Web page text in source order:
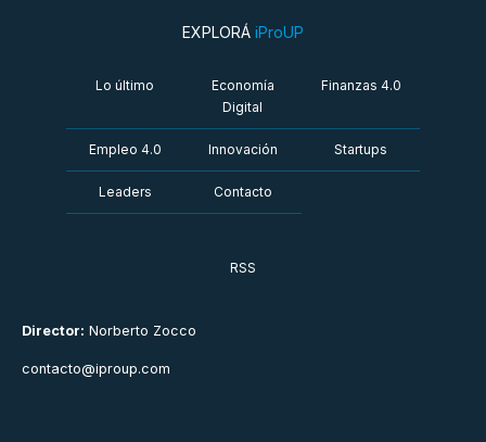
Director: Norberto Zocco
contacto@iproup.com
EXPLORÁ iProUP
Lo último
Economía
Digital
Finanzas 4.0
Empleo 4.0 Innovación Startups
Leaders Contacto
RSS